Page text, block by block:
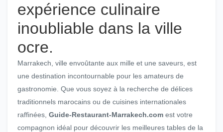
expérience culinaire
inoubliable dans la ville
ocre.
Marrakech, ville envoûtante aux mille et une saveurs, est
une destination incontournable pour les amateurs de
gastronomie. Que vous soyez à la recherche de délices
traditionnels marocains ou de cuisines internationales
raffinées, Guide-Restaurant-Marrakech.com est votre
compagnon idéal pour découvrir les meilleures tables de la